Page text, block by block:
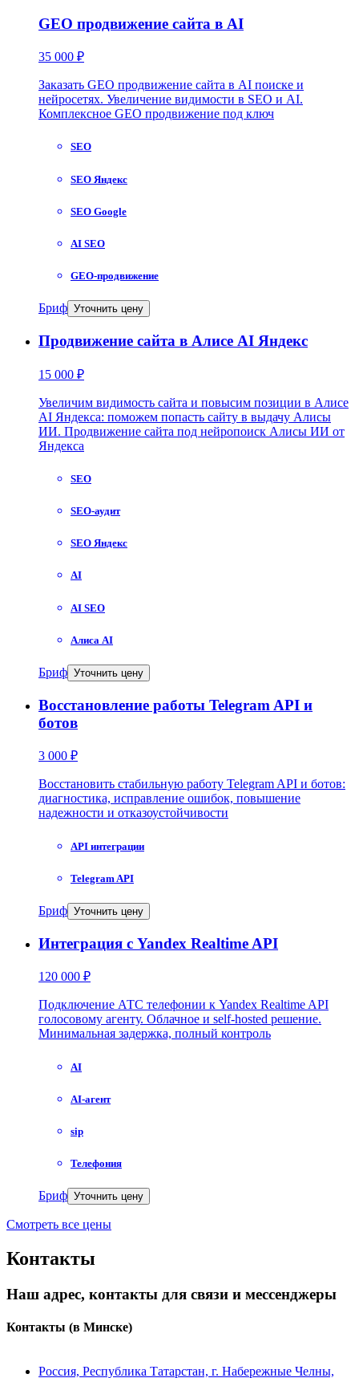
GEO продвижение сайта в AI
35 000 ₽
Заказать GEO продвижение сайта в AI поиске и
нейросетях. Увеличение видимости в SEO и AI.
Комплексное GEO продвижение под ключ
SEO
SEO Яндекс
SEO Google
AI SEO
GEO-продвижение
Бриф Уточнить цену
Продвижение сайта в Алисе AI Яндекс
15 000 ₽
Увеличим видимость сайта и повысим позиции в Алисе
AI Яндекса: поможем попасть сайту в выдачу Алисы
ИИ. Продвижение сайта под нейропоиск Алисы ИИ от
Яндекса
SEO
SEO-аудит
SEO Яндекс
AI
AI SEO
Алиса AI
Бриф Уточнить цену
Восстановление работы Telegram API и
ботов
3 000 ₽
Восстановить стабильную работу Telegram API и ботов:
диагностика, исправление ошибок, повышение
надежности и отказоустойчивости
API интеграции
Telegram API
Бриф Уточнить цену
Интеграция с Yandex Realtime API
120 000 ₽
Подключение АТС телефонии к Yandex Realtime API
голосовому агенту. Облачное и self-hosted решение.
Минимальная задержка, полный контроль
AI
AI-агент
sip
Телефония
Бриф Уточнить цену
Смотреть все цены
Контакты
Наш адрес, контакты для связи и мессенджеры
Контакты (в Минске)
Россия, Республика Татарстан, г. Набережные Челны,